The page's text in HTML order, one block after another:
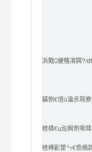
浜戣绠楁湇鍔?/
鏋侀€熺ǔ瀹氶珮
楂樻€ц兘娴侀噺
楂樺彲鐢ㄣ€佹槗